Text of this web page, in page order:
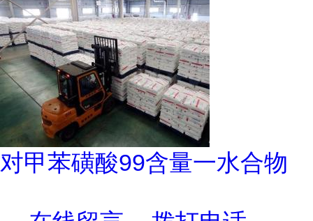
对甲苯磺酸99含量一水合物